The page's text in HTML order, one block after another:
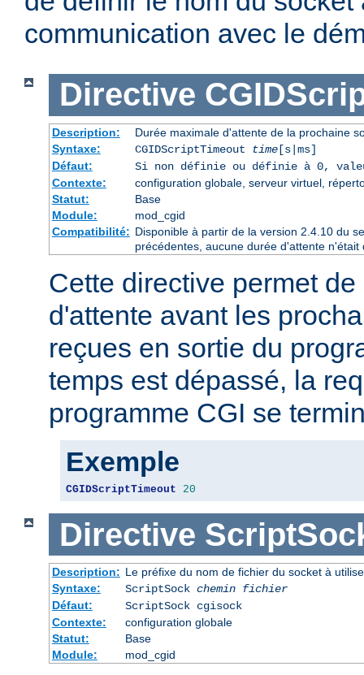
communication avec le
Directive
Description:
Durée maximale d'attente de la prochaine
Syntaxe:
CGIDScriptTimeout time[s|ms]
Défaut:
Si non définie ou définie à 0,
Contexte:
configuration globale, serveur virtuel,
Statut:
Base
Module:
mod_cgid
Compatibilité: Disponible à partir de la version 2.4.10 du
précédentes, aucune durée d'attente n'était
Cette directive permet
d'attente avant les
reçues en sortie du
temps est dépassé, la
programme CGI se
Exemple
CGIDScriptTimeout 20
Directive
Description: Le préfixe du nom de fichier du socket à
Syntaxe:
ScriptSock chemin fichier
Défaut:
ScriptSock cgisock
Contexte:
configuration globale
Statut:
Base
Module:
mod_cgid